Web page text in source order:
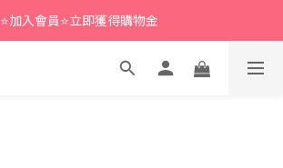
⭐加入會員⭐立即獲得購物金